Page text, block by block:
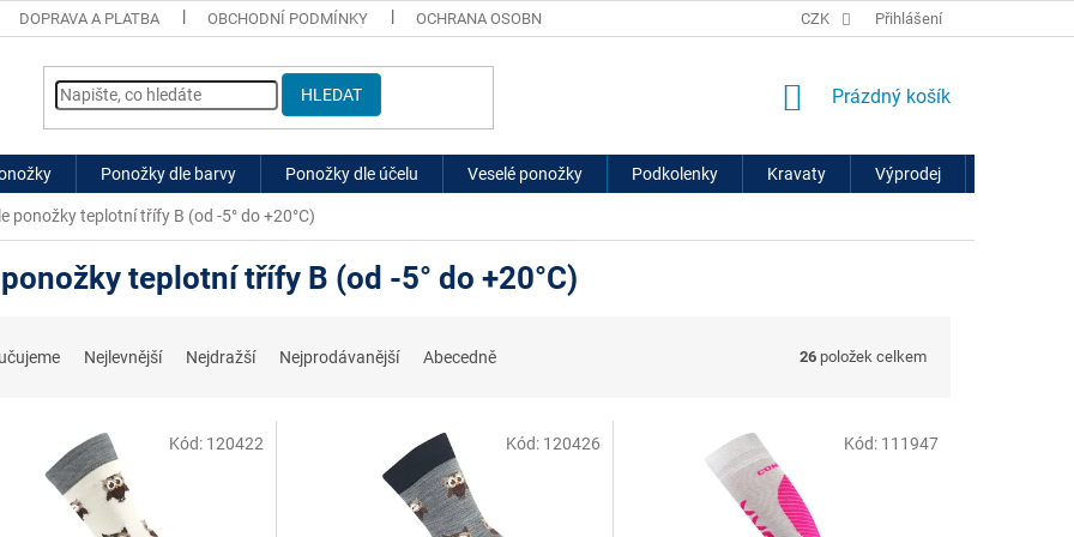
DOPRAVA A PLATBA OBCHODNÍ PODMÍNKY OCHRANA OSOBNÍCH ÚDAJŮ VRÁCENÍ ZBOŽÍ A REKLAMACE
CZK Přihlášení
HLEDAT
NÁKUPNÍ
Prázdný košík
Ponožky dle barvy Ponožky dle účelu Veselé ponožky Podkolenky Kravaty Výprodej
ponožky teplotní třífy B (od -5° do +20°C)
teplotní třífy B (od -5° do +20°C)
Nejlevnější Nejdražší Nejprodávanější Abecedně 26 položek celkem
Kód: 120422 Kód: 120426 Kód: 111947